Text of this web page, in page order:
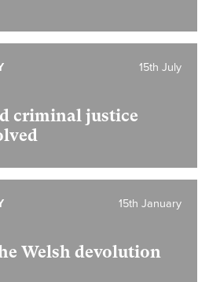
criminal justice
15th July
Welsh devolution
15th January